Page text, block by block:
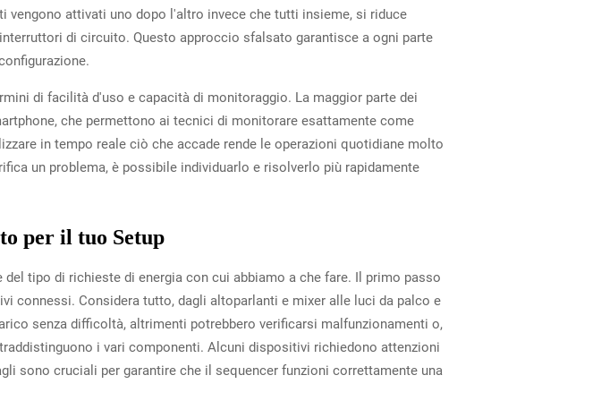
vengono attivati uno dopo l'altro invece che tutti insieme, si riduce
di circuito. Questo approccio sfalsato garantisce a ogni parte
di facilità d'uso e capacità di monitoraggio. La maggior parte dei
che permettono ai tecnici di monitorare esattamente come
in tempo reale ciò che accade rende le operazioni quotidiane molto
un problema, è possibile individuarlo e risolverlo più rapidamente
per il tuo Setup
tipo di richieste di energia con cui abbiamo a che fare. Il primo passo
connessi. Considera tutto, dagli altoparlanti e mixer alle luci da palco e
senza difficoltà, altrimenti potrebbero verificarsi malfunzionamenti o,
i vari componenti. Alcuni dispositivi richiedono attenzioni
sono cruciali per garantire che il sequencer funzioni correttamente una